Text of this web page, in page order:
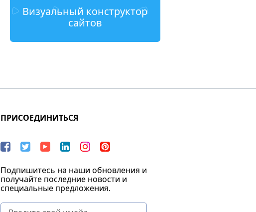
Визуальный конструктор
сайтов
ПРИСОЕДИНИТЬСЯ
Подпишитесь на наши обновления и
получайте последние новости и
специальные предложения.